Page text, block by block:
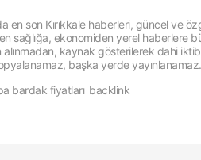
en son Kırıkkale haberleri, güncel ve
sağlığa, ekonomiden yerel haberlere
kaynak gösterilerek dahi
başka yerde yayınlanamaz.
bardak fiyatları backlink